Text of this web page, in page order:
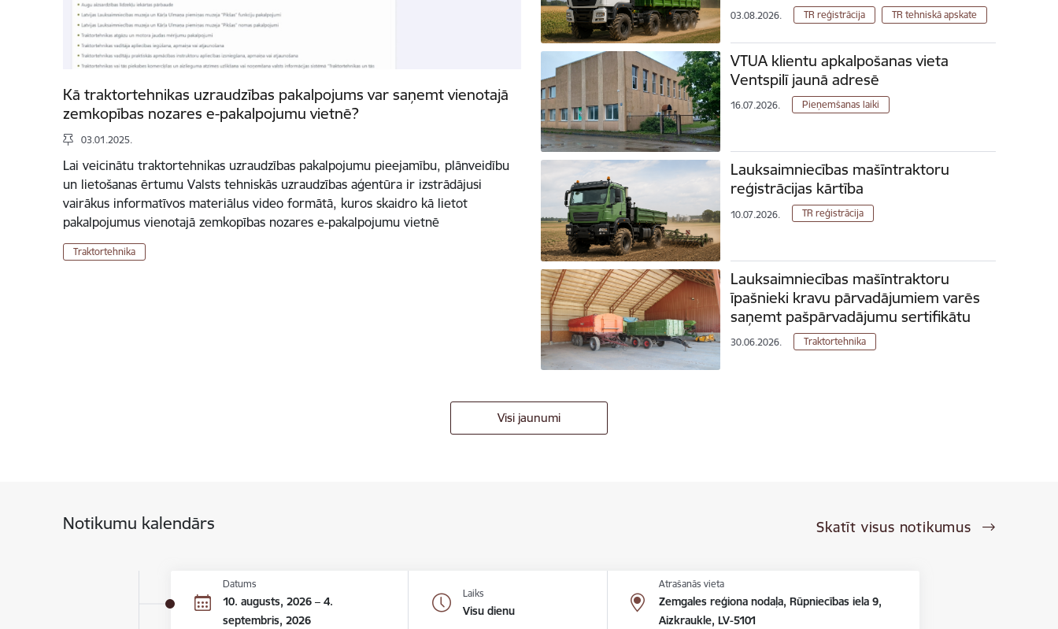
Kā traktortehnikas uzraudzības pakalpojums var saņemt vienotajā
zemkopības nozares e-pakalpojumu vietnē?
03.01.2025.
Lai veicinātu traktortehnikas uzraudzības pakalpojumu pieejamību, plānveidību
un lietošanas ērtumu Valsts tehniskās uzraudzības aģentūra ir izstrādājusi
vairākus informatīvos materiālus video formātā, kuros skaidro kā lietot
pakalpojumus vienotajā zemkopības nozares e-pakalpojumu vietnē
Traktortehnika
03.08.2026. TR reģistrācija TR tehniskā apskate
VTUA klientu apkalpošanas vieta
Ventspilī jaunā adresē
16.07.2026. Pieņemšanas laiki
Lauksaimniecības mašīntraktoru
reģistrācijas kārtība
10.07.2026. TR reģistrācija
Lauksaimniecības mašīntraktoru
īpašnieki kravu pārvadājumiem varēs
saņemt pašpārvadājumu sertifikātu
30.06.2026. Traktortehnika
Visi jaunumi
Notikumu kalendārs Skatīt visus notikumus
Datums
10. augusts, 2026 – 4.
septembris, 2026
Laiks
Visu dienu
Atrašanās vieta
Zemgales reģiona nodaļa, Rūpniecības iela 9,
Aizkraukle, LV-5101